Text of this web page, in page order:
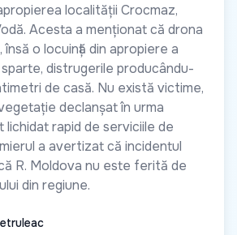
localității Crocmaz,
Acesta a menționat că drona
o locuință din apropiere a
distrugerile producându-
de casă. Nu există victime,
declanșat în urma
lichidat rapid de serviciile de
a avertizat că incidentul
R. Moldova nu este ferită de
din regiune.